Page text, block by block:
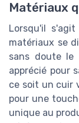
Matériaux
Lorsqu'il
matériaux se
sans doute le
apprécié pour
ce soit un cuir
pour une
unique au